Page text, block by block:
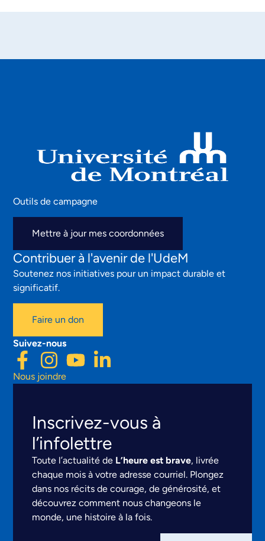
Outils de campagne
Mettre à jour mes coordonnées
Contribuer à l'avenir de l'UdeM
Soutenez nos initiatives pour un impact durable et
significatif.
Faire un don
Suivez-nous
Nous joindre
Inscrivez-vous à
l’infolettre
Toute l’actualité de L’heure est brave, livrée
chaque mois à votre adresse courriel. Plongez
dans nos récits de courage, de générosité, et
découvrez comment nous changeons le
monde, une histoire à la fois.